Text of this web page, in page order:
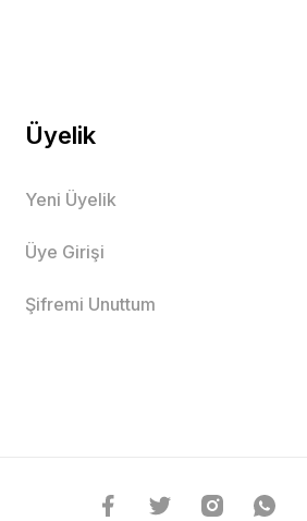
Üyelik
Yeni Üyelik
Üye Girişi
Şifremi Unuttum